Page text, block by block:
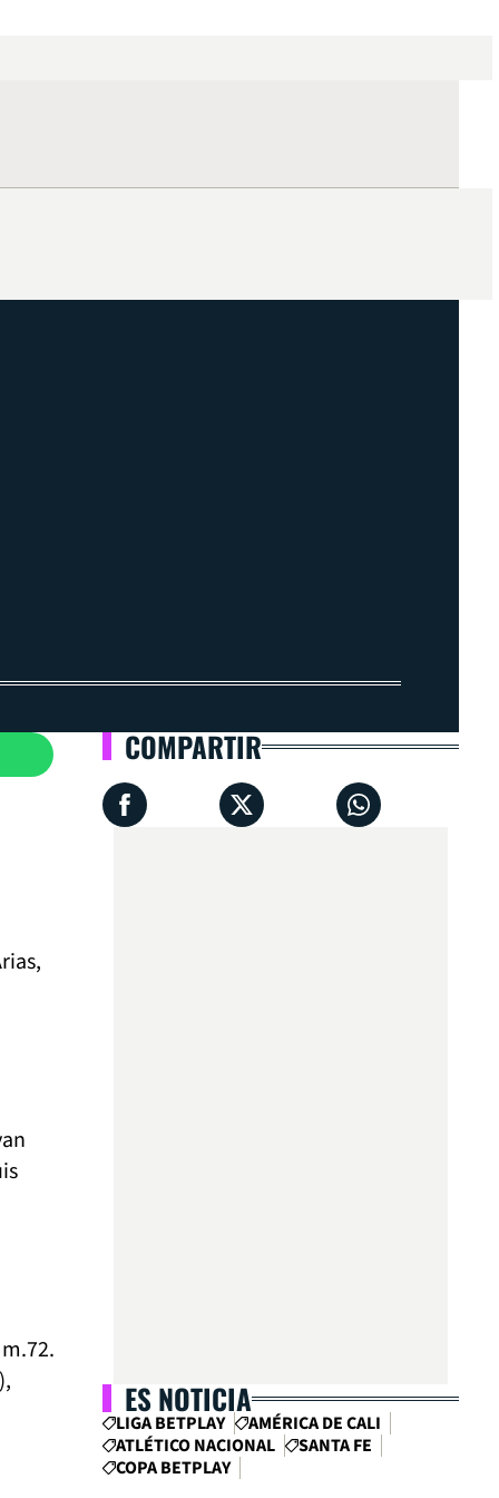
COMPARTIR
ES NOTICIA
LIGA BETPLAY
AMÉRICA DE CALI
ATLÉTICO NACIONAL
SANTA FE
COPA BETPLAY